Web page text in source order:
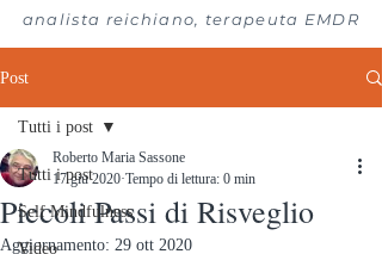
analista reichiano, terapeuta EMDR
Post
Tutti i post
Self Mindfulness
Video
Tutti i post
Piccoli Passi di Risveglio
Roberto Maria Sassone
17 giu 2020 Tempo di lettura: 0 min
Aggiornamento: 29 ott 2020